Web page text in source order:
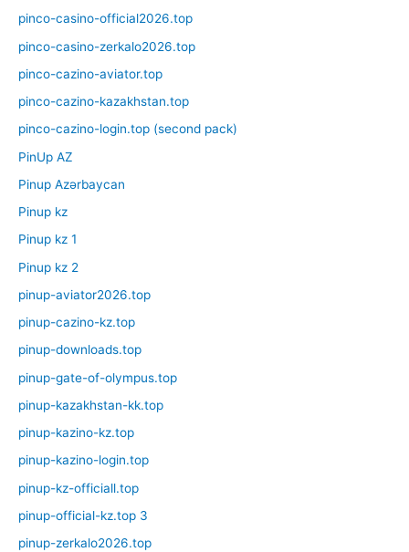
pinco-casino-official2026.top
pinco-casino-zerkalo2026.top
pinco-cazino-aviator.top
pinco-cazino-kazakhstan.top
pinco-cazino-login.top (second pack)
PinUp AZ
Pinup Azərbaycan
Pinup kz
Pinup kz 1
Pinup kz 2
pinup-aviator2026.top
pinup-cazino-kz.top
pinup-downloads.top
pinup-gate-of-olympus.top
pinup-kazakhstan-kk.top
pinup-kazino-kz.top
pinup-kazino-login.top
pinup-kz-officiall.top
pinup-official-kz.top 3
pinup-zerkalo2026.top